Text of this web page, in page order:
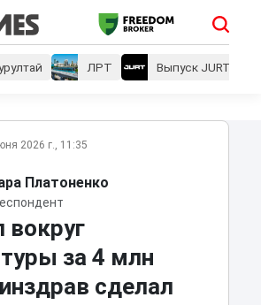
ЛРТ Выпуск JURT
2026 г., 11:35
Платоненко
вокруг
за 4 млн
сделал